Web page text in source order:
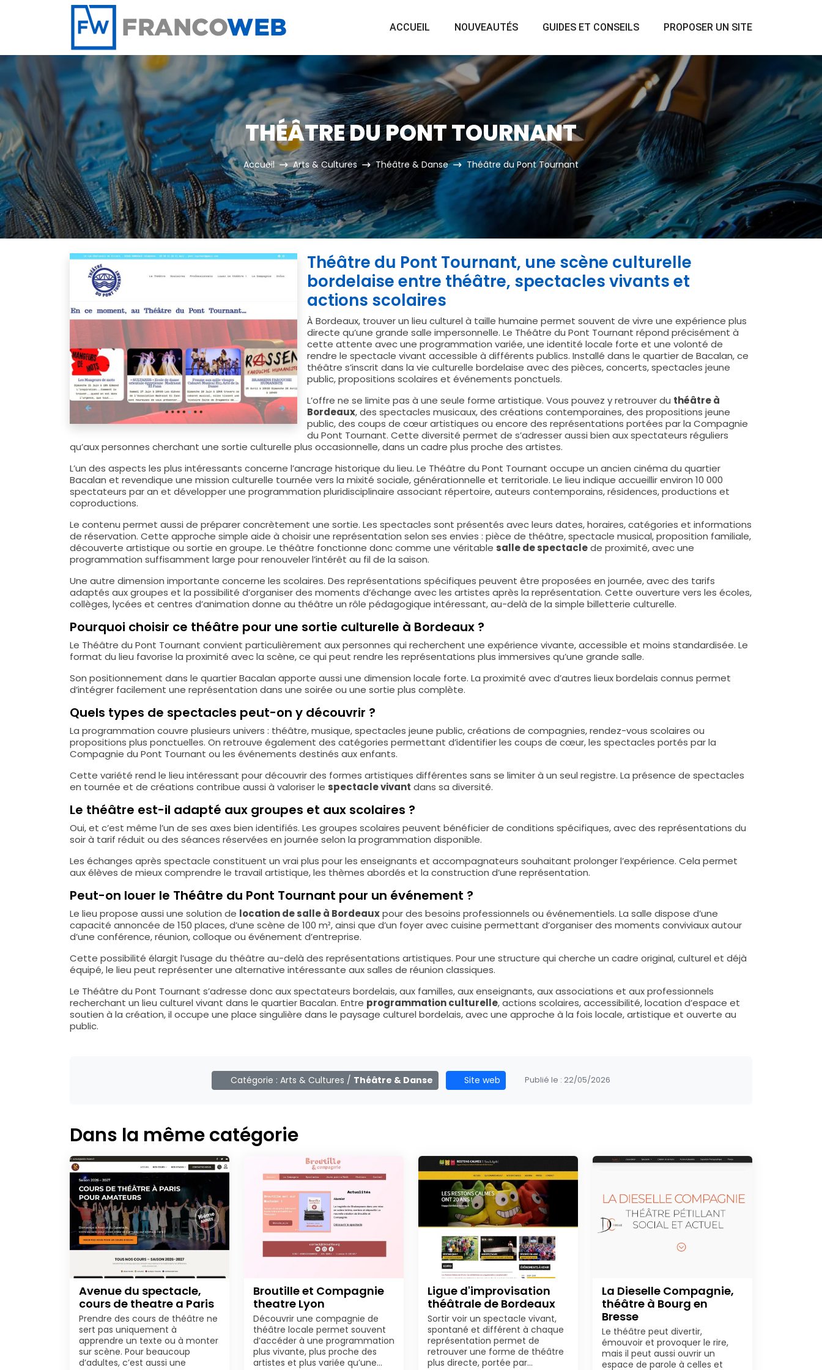
Panneau de gestion des cookies
ACCUEIL NOUVEAUTÉS GUIDES ET CONSEILS PROPOSER UN SITE
THÉÂTRE DU PONT TOURNANT
Accueil Arts & Cultures Théâtre & Danse Théâtre du Pont Tournant
Théâtre du Pont Tournant, une scène culturelle
bordelaise entre théâtre, spectacles vivants et
actions scolaires
À Bordeaux, trouver un lieu culturel à taille humaine permet souvent de vivre une expérience plus
directe qu’une grande salle impersonnelle. Le Théâtre du Pont Tournant répond précisément à
cette attente avec une programmation variée, une identité locale forte et une volonté de
rendre le spectacle vivant accessible à différents publics. Installé dans le quartier de Bacalan, ce
théâtre s’inscrit dans la vie culturelle bordelaise avec des pièces, concerts, spectacles jeune
public, propositions scolaires et événements ponctuels.
L’offre ne se limite pas à une seule forme artistique. Vous pouvez y retrouver du théâtre à
Bordeaux, des spectacles musicaux, des créations contemporaines, des propositions jeune
public, des coups de cœur artistiques ou encore des représentations portées par la Compagnie
du Pont Tournant. Cette diversité permet de s’adresser aussi bien aux spectateurs réguliers
qu’aux personnes cherchant une sortie culturelle plus occasionnelle, dans un cadre plus proche des artistes.
L’un des aspects les plus intéressants concerne l’ancrage historique du lieu. Le Théâtre du Pont Tournant occupe un ancien cinéma du quartier
Bacalan et revendique une mission culturelle tournée vers la mixité sociale, générationnelle et territoriale. Le lieu indique accueillir environ 10 000
spectateurs par an et développer une programmation pluridisciplinaire associant répertoire, auteurs contemporains, résidences, productions et
coproductions.
Le contenu permet aussi de préparer concrètement une sortie. Les spectacles sont présentés avec leurs dates, horaires, catégories et informations
de réservation. Cette approche simple aide à choisir une représentation selon ses envies : pièce de théâtre, spectacle musical, proposition familiale,
découverte artistique ou sortie en groupe. Le théâtre fonctionne donc comme une véritable salle de spectaclede proximité, avec une
programmation suffisamment large pour renouveler l’intérêt au fil de la saison.
Une autre dimension importante concerne les scolaires. Des représentations spécifiques peuvent être proposées en journée, avec des tarifs
adaptés aux groupes et la possibilité d’organiser des moments d’échange avec les artistes après la représentation. Cette ouverture vers les écoles,
collèges, lycées et centres d’animation donne au théâtre un rôle pédagogique intéressant, au-delà de la simple billetterie culturelle.
Pourquoi choisir ce théâtre pour une sortie culturelle à Bordeaux ?
Le Théâtre du Pont Tournant convient particulièrement aux personnes qui recherchent une expérience vivante, accessible et moins standardisée. Le
format du lieu favorise la proximité avec la scène, ce qui peut rendre les représentations plus immersives qu’une grande salle.
Son positionnement dans le quartier Bacalan apporte aussi une dimension locale forte. La proximité avec d’autres lieux bordelais connus permet
d’intégrer facilement une représentation dans une soirée ou une sortie plus complète.
Quels types de spectacles peut-on y découvrir ?
La programmation couvre plusieurs univers : théâtre, musique, spectacles jeune public, créations de compagnies, rendez-vous scolaires ou
propositions plus ponctuelles. On retrouve également des catégories permettant d’identifier les coups de cœur, les spectacles portés par la
Compagnie du Pont Tournant ou les événements destinés aux enfants.
Cette variété rend le lieu intéressant pour découvrir des formes artistiques différentes sans se limiter à un seul registre. La présence de spectacles
en tournée et de créations contribue aussi à valoriser le spectacle vivant dans sa diversité.
Le théâtre est-il adapté aux groupes et aux scolaires ?
Oui, et c’est même l’un de ses axes bien identifiés. Les groupes scolaires peuvent bénéficier de conditions spécifiques, avec des représentations du
soir à tarif réduit ou des séances réservées en journée selon la programmation disponible.
Les échanges après spectacle constituent un vrai plus pour les enseignants et accompagnateurs souhaitant prolonger l’expérience. Cela permet
aux élèves de mieux comprendre le travail artistique, les thèmes abordés et la construction d’une représentation.
Peut-on louer le Théâtre du Pont Tournant pour un événement ?
Le lieu propose aussi une solution de location de salle à Bordeauxpour des besoins professionnels ou événementiels. La salle dispose d’une
capacité annoncée de 150 places, d’une scène de 100 m², ainsi que d’un foyer avec cuisine permettant d’organiser des moments conviviaux autour
d’une conférence, réunion, colloque ou événement d’entreprise.
Cette possibilité élargit l’usage du théâtre au-delà des représentations artistiques. Pour une structure qui cherche un cadre original, culturel et déjà
équipé, le lieu peut représenter une alternative intéressante aux salles de réunion classiques.
Le Théâtre du Pont Tournant s’adresse donc aux spectateurs bordelais, aux familles, aux enseignants, aux associations et aux professionnels
recherchant un lieu culturel vivant dans le quartier Bacalan. Entre programmation culturelle, actions scolaires, accessibilité, location d’espace et
soutien à la création, il occupe une place singulière dans le paysage culturel bordelais, avec une approche à la fois locale, artistique et ouverte au
public.
Catégorie : Arts & Cultures / Théâtre & Danse Site web Publié le : 22/05/2026
Dans la même catégorie
Avenue du spectacle,
cours de theatre a Paris
Prendre des cours de théâtre ne
sert pas uniquement à
apprendre un texte ou à monter
sur scène. Pour beaucoup
d’adultes, c’est aussi une
Broutille et Compagnie
theatre Lyon
Découvrir une compagnie de
théâtre locale permet souvent
d’accéder à une programmation
plus vivante, plus proche des
artistes et plus variée qu’une…
Ligue d'improvisation
théâtrale de Bordeaux
Sortir voir un spectacle vivant,
spontané et différent à chaque
représentation permet de
retrouver une forme de théâtre
plus directe, portée par…
La Dieselle Compagnie,
théâtre à Bourg en
Bresse
Le théâtre peut divertir,
émouvoir et provoquer le rire,
mais il peut aussi ouvrir un
espace de parole à celles et